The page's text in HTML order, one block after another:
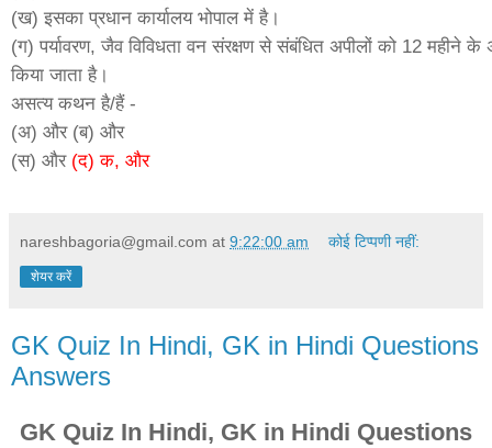
(ख) इसका प्रधान कार्यालय भोपाल में है।
(ग) पर्यावरण, जैव विविधता वन संरक्षण से संबंधित अपीलों को 12 महीने के
किया जाता है।
असत्य कथन है/हैं -
(अ) और (ब) और
(स) और (द) क, और
nareshbagoria@gmail.com at 9:22:00 am कोई टिप्पणी नहीं:
शेयर करें
GK Quiz In Hindi, GK in Hindi Questions
Answers
GK Quiz In Hindi, GK in Hindi Questions